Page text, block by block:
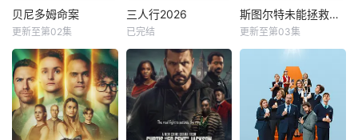
贝尼多姆命案
更新至第02集
三人行2026
已完结
斯图尔特未能拯救宇宙
更新至第03集